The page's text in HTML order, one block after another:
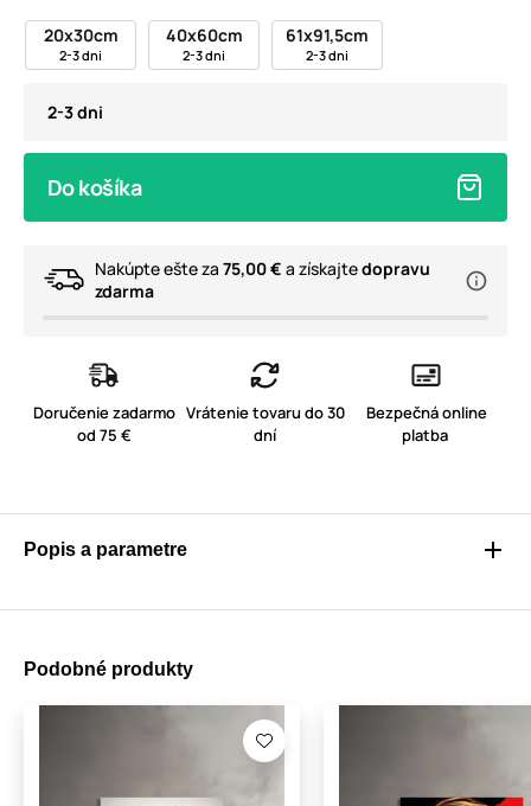
20x30cm
2-3 dni
40x60cm
2-3 dni
61x91,5cm
2-3 dni
2-3 dni
Do košíka
Nakúpte ešte za 75,00 € a získajtedopravu
zdarma
Doručenie zadarmo
od 75 €
Vrátenie tovaru do 30
dní
Bezpečná online
platba
Popis a parametre
Podobné produkty